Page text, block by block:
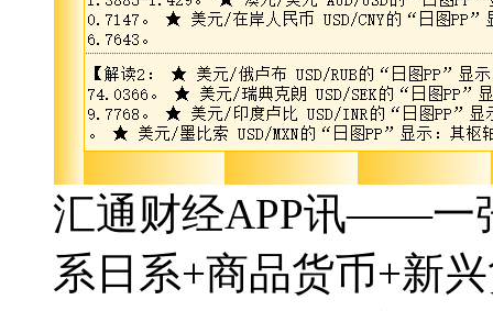
汇通财经APP讯——一
系日系+商品货币+新